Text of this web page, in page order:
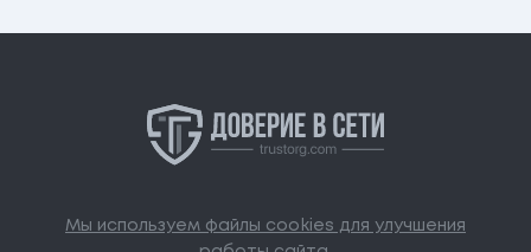
Мы используем файлы cookies для улучшения